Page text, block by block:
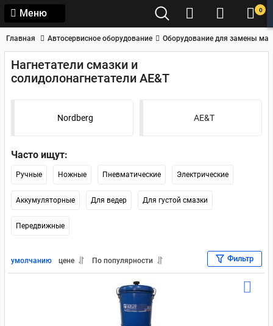
Меню 0
Главная Автосервисное оборудование Оборудование для замены
Нагнетатели смазки и
солидолонагнетатели AE&T
Nordberg AE&T
Часто ищут:
Ручные Ножные Пневматические Электрические
Аккумуляторные Для ведер Для густой смазки
Передвижные
умолчанию цене По популярности Фильтр